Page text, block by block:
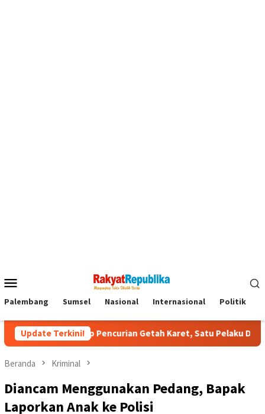
Mobile
Palembang Sumsel Nasional Internasional Politik
Update Terkini!
Pencurian Getah Karet, Satu Pelaku Ditangkap dan Tiga
Beranda Kriminal
Diancam Menggunakan Pedang, Bapak
Laporkan Anak ke Polisi